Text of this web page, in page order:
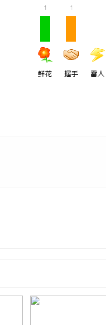
1
鲜花
1
握手 雷人